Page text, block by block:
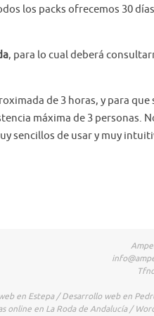
los packs ofrecemos 30
, para lo cual deberá
de 3 horas, y para
máxima de 3 personas.
sencillos de usar y muy
en Estepa / Desarrollo web en
online en La Roda de Andalucía /